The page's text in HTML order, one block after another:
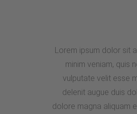
Lorem ipsum dolor sit
minim veniam, quis
vulputate velit esse
delenit augue duis
dolore magna aliquam